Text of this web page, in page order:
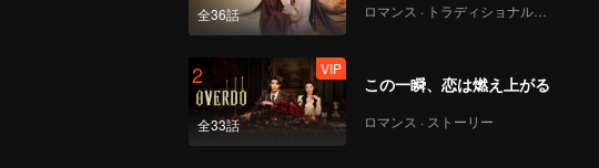
全36話 ロマンス · トラディショナル・コスチューム
2
全33話
VIP
この一瞬、恋は燃え上がる
ロマンス · ストーリー